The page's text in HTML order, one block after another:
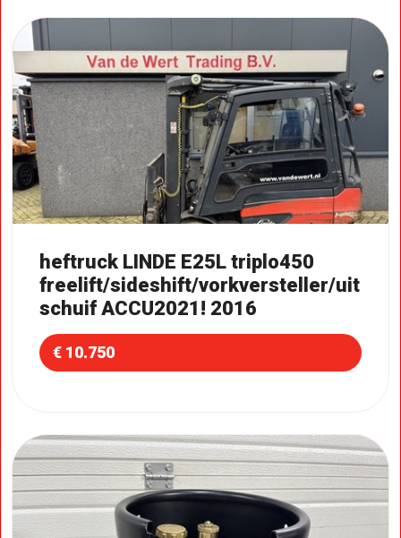
heftruck LINDE E25L triplo450
freelift/sideshift/vorkversteller/uit
schuif ACCU2021! 2016
€ 10.750